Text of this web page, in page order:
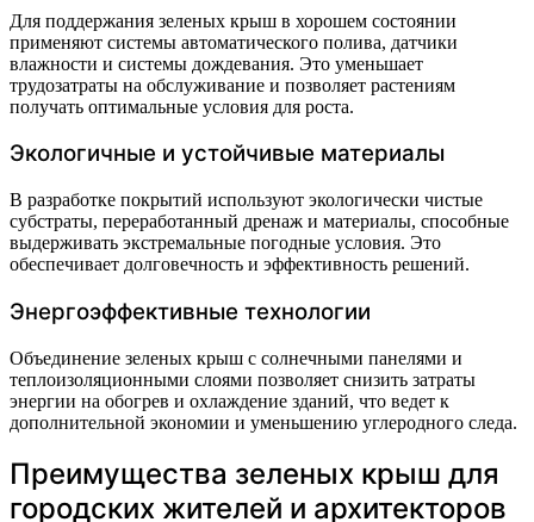
Для поддержания зеленых крыш в хорошем состоянии
применяют системы автоматического полива, датчики
влажности и системы дождевания. Это уменьшает
трудозатраты на обслуживание и позволяет растениям
получать оптимальные условия для роста.
Экологичные и устойчивые материалы
В разработке покрытий используют экологически чистые
субстраты, переработанный дренаж и материалы, способные
выдерживать экстремальные погодные условия. Это
обеспечивает долговечность и эффективность решений.
Энергоэффективные технологии
Объединение зеленых крыш с солнечными панелями и
теплоизоляционными слоями позволяет снизить затраты
энергии на обогрев и охлаждение зданий, что ведет к
дополнительной экономии и уменьшению углеродного следа.
Преимущества зеленых крыш для
городских жителей и архитекторов